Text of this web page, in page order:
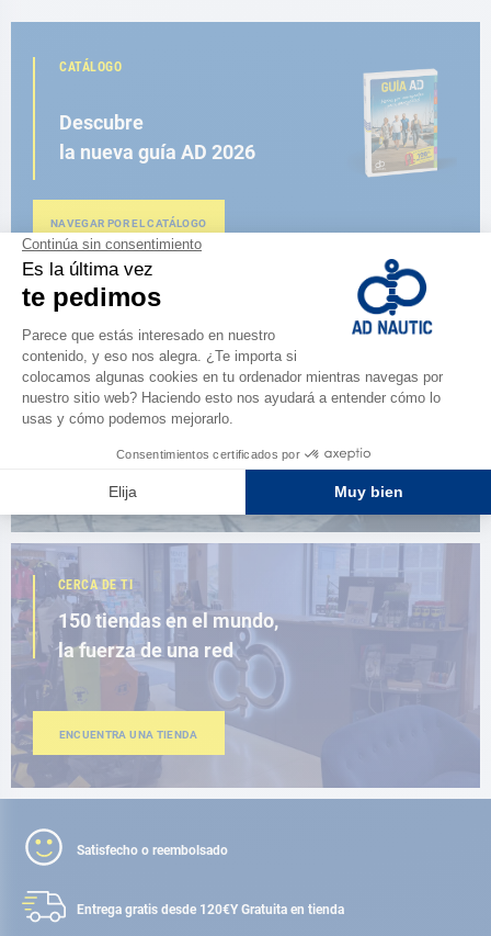
CATÁLOGO
Descubre
la nueva guía AD 2026
NAVEGAR POR EL CATÁLOGO
ESPACIO FIDELIDAD
¿Eres apasionado?
Benefíciate de ventajas exclusivas
CERCA DE TI
150 tiendas en el mundo,
la fuerza de una red
ENCUENTRA UNA TIENDA
Satisfecho o reembolsado
Entrega gratis desde 120€Y Gratuita en tienda